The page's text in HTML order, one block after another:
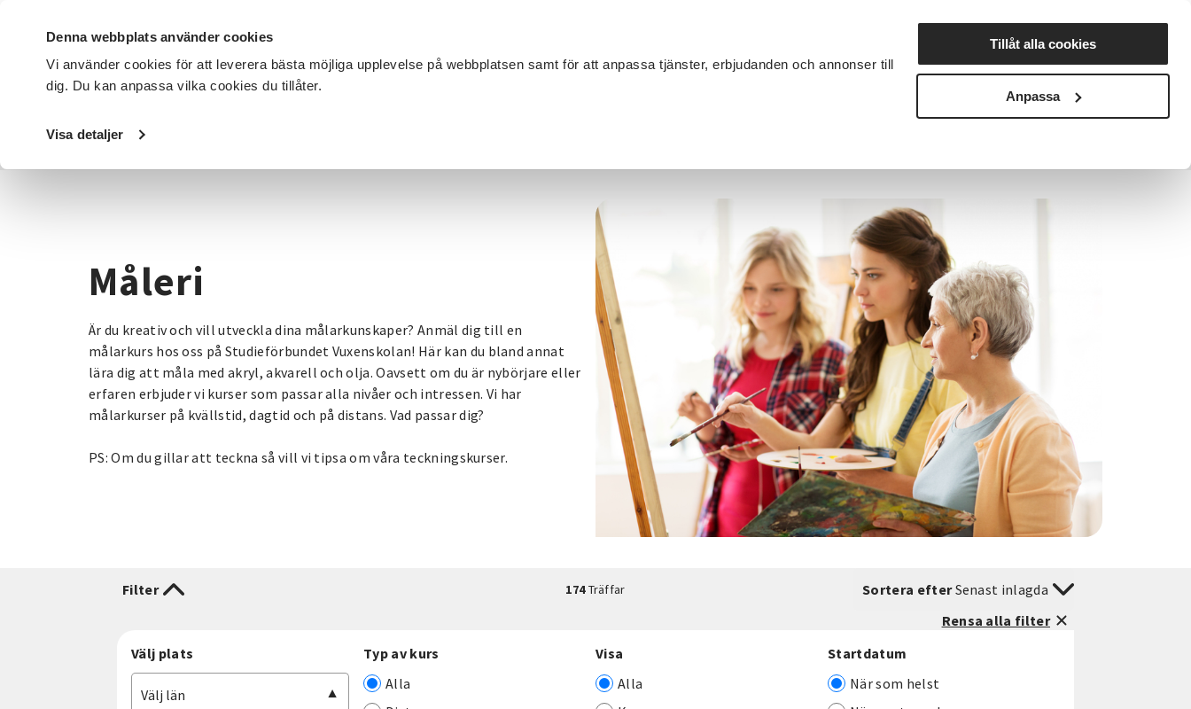
Denna webbplats använder cookies
Vi använder cookies för att leverera bästa möjliga upplevelse på webbplatsen samt för att anpassa tjänster, erbjudanden och annonser till
dig. Du kan anpassa vilka cookies du tillåter.
Visa detaljer
Tillåt alla cookies
Anpassa
DET HÄR GÖR VI FÖR DIG SOM SÖK KURSER OCH EVENEMANG Nyheter Avdelningar
Startsida / Kurser och evenemang
Måleri
Är du kreativ och vill utveckla dina målarkunskaper? Anmäl dig till en
målarkurs hos oss på Studieförbundet Vuxenskolan! Här kan du bland annat
lära dig att måla med akryl, akvarell och olja. Oavsett om du är nybörjare eller
erfaren erbjuder vi kurser som passar alla nivåer och intressen. Vi har
målarkurser på kvällstid, dagtid och på distans. Vad passar dig?
PS: Om du gillar att teckna så vill vi tipsa om våra teckningskurser.
Filter 174Träffar Sortera efterSenast inlagda
Rensa alla filter
Välj plats
Välj län
Typ av kurs
Alla
Visa
Alla
Startdatum
När som helst